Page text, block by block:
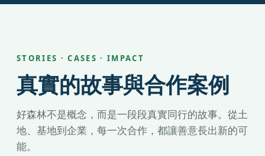
STORIES · CASES · IMPACT
真實的故事與合作案例
好森林不是概念，而是一段段真實同行的故事。從土
地、基地到企業，每一次合作，都讓善意長出新的可
能。